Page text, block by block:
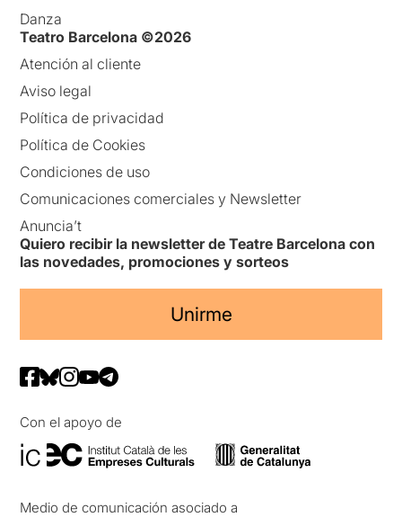
Danza
Teatro Barcelona ©2026
Atención al cliente
Aviso legal
Política de privacidad
Política de Cookies
Condiciones de uso
Comunicaciones comerciales y Newsletter
Anuncia’t
Quiero recibir la newsletter de Teatre Barcelona con
las novedades, promociones y sorteos
Unirme
Con el apoyo de
Medio de comunicación asociado a